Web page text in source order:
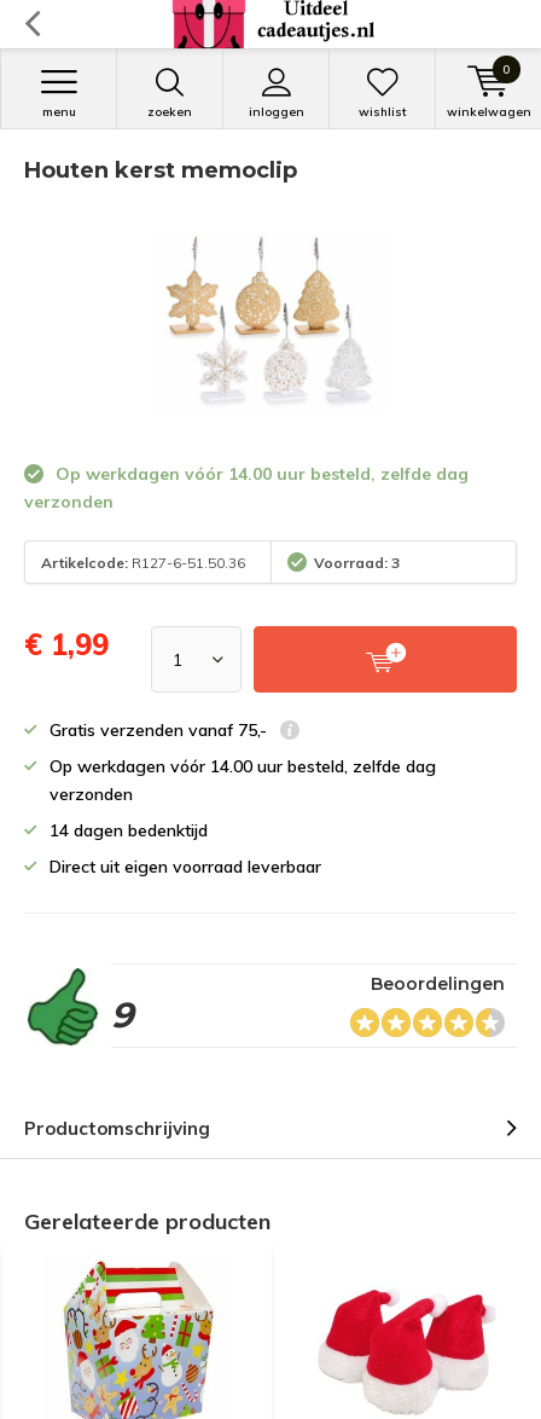
zoeken inloggen
menu wishlist winkelwagen
0
Houten kerst memoclip
Op werkdagen vóór 14.00 uur besteld, zelfde dag
verzonden
Artikelcode: R127-6-51.50.36 Voorraad: 3
€ 1,99
Gratis verzenden vanaf 75,-
Op werkdagen vóór 14.00 uur besteld, zelfde dag
verzonden
14 dagen bedenktijd
Direct uit eigen voorraad leverbaar
9
Beoordelingen
Productomschrijving
Gerelateerde producten